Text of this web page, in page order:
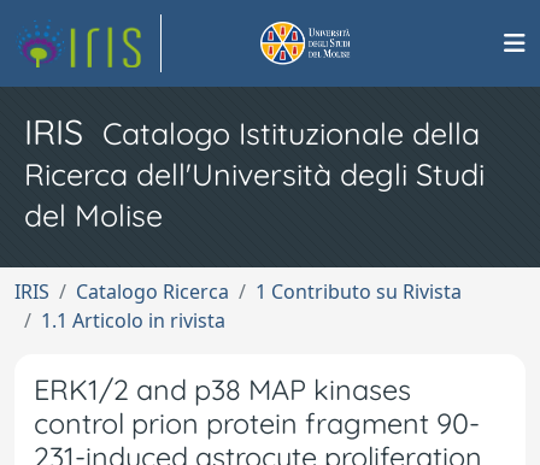
IRIS Catalogo Istituzionale della
Ricerca dell'Università degli Studi
del Molise
IRIS Catalogo Ricerca
1 Contributo su Rivista
1.1 Articolo in rivista
ERK1/2 and p38 MAP kinases
control prion protein fragment 90-
231-induced astrocyte proliferation